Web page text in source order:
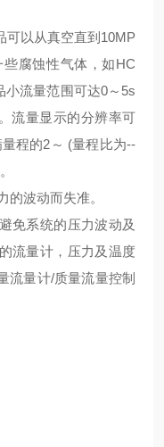
可以从真空直到10MP
腐蚀性气体，如HC
小流量范围可达0～5s
流量显示的分辨率可
程的2～ (量程比为--
的波动而失准。
免系统的压力波动及
流量计，压力及温度
流量计/质量流量控制